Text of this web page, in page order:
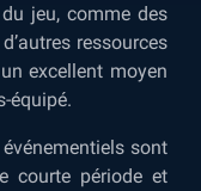
jeu, comme des
ressources
excellent moyen
équipé.
sont
courte période et